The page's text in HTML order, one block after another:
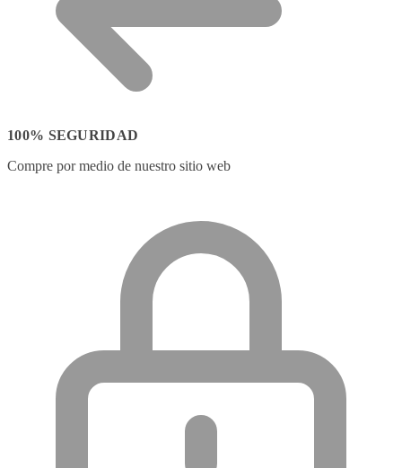
100% SEGURIDAD
Compre por medio de nuestro sitio web